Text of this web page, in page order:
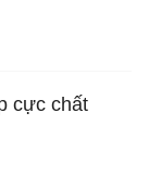
cực chất